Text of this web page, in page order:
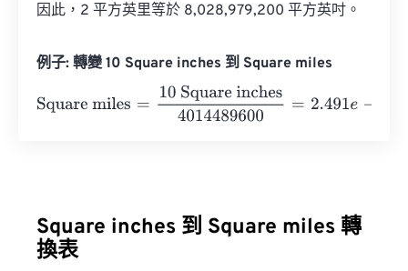
因此，2 平方英里等於 8,028,979,200 平方英吋。
例子: 轉變 10 Square inches 到 Square miles
Square miles
10 Square inches4014489600=2.491
Square inches 到 Square miles 轉
換表